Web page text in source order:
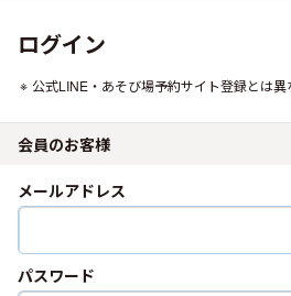
ログイン
公式LINE・あそび場予約サイト登録とは異
会員のお客様
メールアドレス
パスワード